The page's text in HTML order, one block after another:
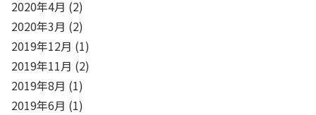
2020年4月 (2)
2020年3月 (2)
2019年12月 (1)
2019年11月 (2)
2019年8月 (1)
2019年6月 (1)